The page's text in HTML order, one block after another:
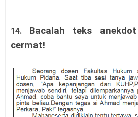
14. Bacalah teks
cermat!